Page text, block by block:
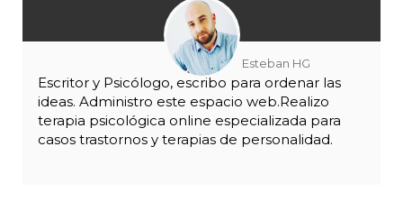
Esteban HG
Escritor y Psicólogo, escribo para ordenar las
ideas. Administro este espacio web.Realizo
terapia psicológica online especializada para
casos trastornos y terapias de personalidad.